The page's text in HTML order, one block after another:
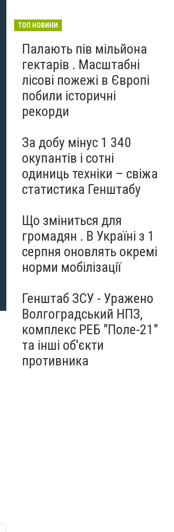
ТОП НОВИНИ
Палають пів мільйона
гектарів . Масштабні
лісові пожежі в Європі
побили історичні
рекорди
За добу мінус 1 340
окупантів і сотні
одиниць техніки – свіжа
статистика Генштабу
Що зміниться для
громадян . В Україні з 1
серпня оновлять окремі
норми мобілізації
Генштаб ЗСУ - Уражено
Волгоградський НПЗ,
комплекс РЕБ "Поле-21"
та інші об'єкти
противника